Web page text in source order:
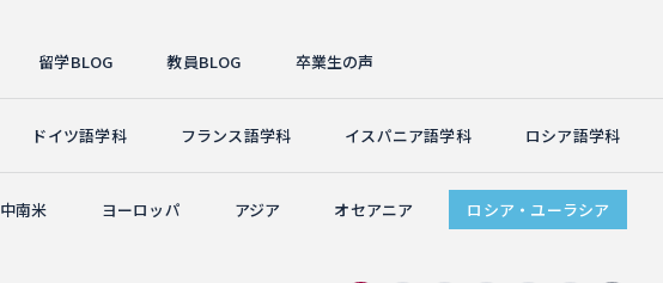
留学BLOG 教員BLOG 卒業生の声
ドイツ語学科 フランス語学科 イスパニア語学科 ロシア語学科
中南米 ヨーロッパ アジア オセアニア ロシア・ユーラシア